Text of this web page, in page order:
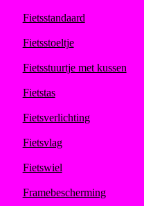
Fietsstandaard
Fietsstoeltje
Fietsstuurtje met kussen
Fietstas
Fietsverlichting
Fietsvlag
Fietswiel
Framebescherming